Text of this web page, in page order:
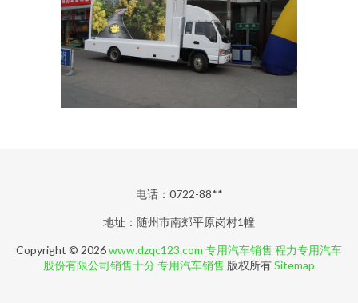
电话：0722-88**
地址：随州市南郊平原岗村1幢
Copyright © 2026www.dzqc123.com 专用汽车销售 程力专用汽车
股份有限公司销售十分专用汽车销售 版权所有Sitemap